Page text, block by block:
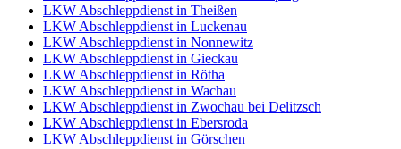
LKW Abschleppdienst in Theißen
LKW Abschleppdienst in Luckenau
LKW Abschleppdienst in Nonnewitz
LKW Abschleppdienst in Gieckau
LKW Abschleppdienst in Rötha
LKW Abschleppdienst in Wachau
LKW Abschleppdienst in Zwochau bei Delitzsch
LKW Abschleppdienst in Ebersroda
LKW Abschleppdienst in Görschen